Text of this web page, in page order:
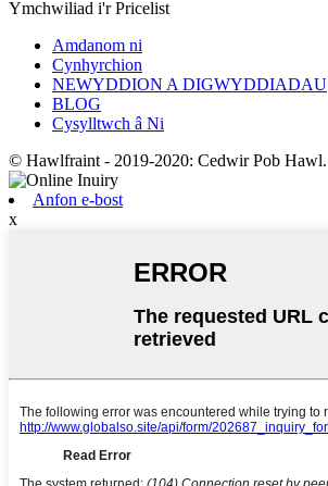
Ymchwiliad i'r Pricelist
Amdanom ni
Cynhyrchion
NEWYDDION A DIGWYDDIADAU
BLOG
Cysylltwch â Ni
© Hawlfraint - 2019-2020: Cedwir Pob Hawl.
Anfon e-bost
x